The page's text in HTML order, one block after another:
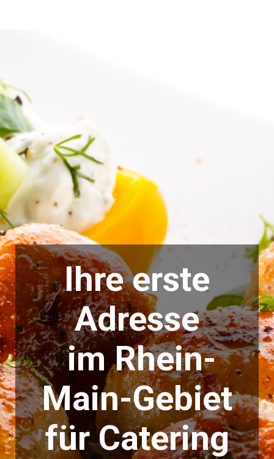
Ihre erste
Adresse
im Rhein-
Main-Gebiet
für Catering